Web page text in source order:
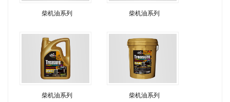
柴机油系列 柴机油系列
柴机油系列 柴机油系列